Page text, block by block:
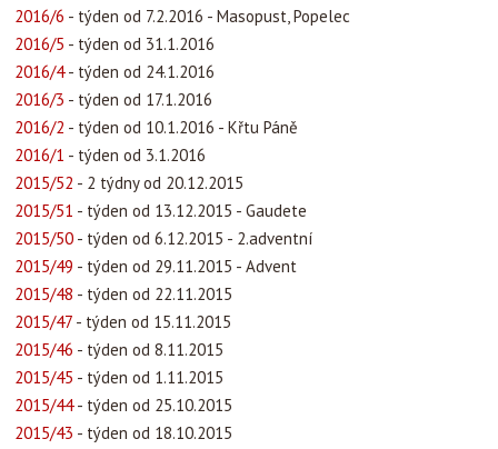
2016/6 - týden od 7.2.2016 - Masopust, Popelec
2016/5 - týden od 31.1.2016
2016/4- týden od 24.1.2016
2016/3 - týden od 17.1.2016
2016/2 - týden od 10.1.2016 - Křtu Páně
2016/1 - týden od 3.1.2016
2015/52 - 2 týdny od 20.12.2015
2015/51 - týden od 13.12.2015 - Gaudete
2015/50 - týden od 6.12.2015 - 2.adventní
2015/49 - týden od 29.11.2015 - Advent
2015/48 - týden od 22.11.2015
2015/47 - týden od 15.11.2015
2015/46 - týden od 8.11.2015
2015/45 - týden od 1.11.2015
2015/44- týden od 25.10.2015
2015/43 - týden od 18.10.2015